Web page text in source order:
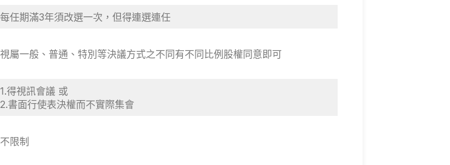
每任期滿3年須改選一次，但得連選連任
視屬一般、普通、特別等決議方式之不同有不同比例股權同意即可
1.得視訊會議 或
2.書面行使表決權而不實際集會
不限制